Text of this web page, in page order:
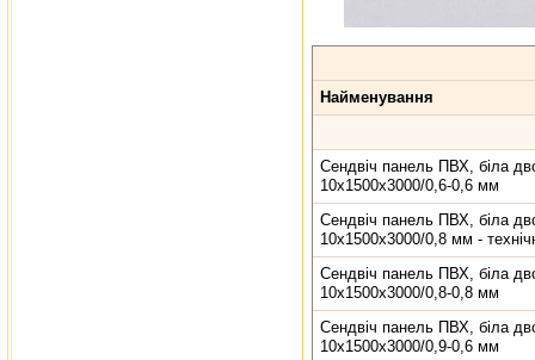
Найменування
Сендвіч панель ПВХ, біла
10х1500х3000/0,6-0,6 мм
Сендвіч панель ПВХ, біла
10х1500х3000/0,8 мм -
Сендвіч панель ПВХ, біла
10х1500х3000/0,8-0,8 мм
Сендвіч панель ПВХ, біла
10х1500х3000/0,9-0,6 мм